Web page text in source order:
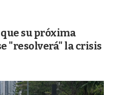
su próxima
"resolverá" la crisis